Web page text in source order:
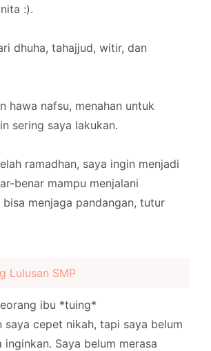
:).
dhuha, tahajjud, witir, dan
hawa nafsu, menahan untuk
sering saya lakukan.
ramadhan, saya ingin menjadi
benar mampu menjalani
menjaga pandangan, tutur
Lulusan SMP
ibu *tuing*
saya cepet nikah, tapi saya belum
Saya belum merasa